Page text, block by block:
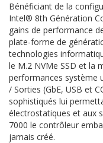
Bénéficiant de la
Intel® 8th Génération
gains de performance
plate-forme de
technologies
le M.2 NVMe SSD et la
performances système
/ Sorties (GbE, USB et
sophistiqués lui
électrostatiques et aux
7000 le contrôleur
jamais créé.